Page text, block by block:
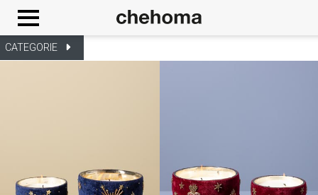
CATEGORIE
Cookies management panel